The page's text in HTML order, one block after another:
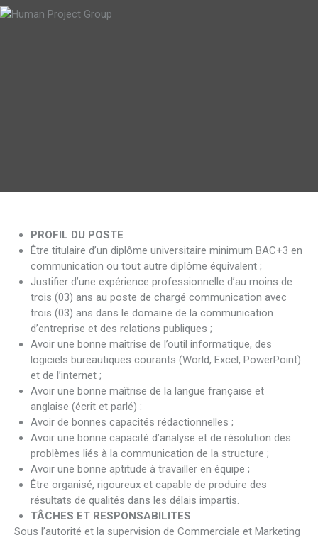
PROFIL DU POSTE
Être titulaire d’un diplôme universitaire minimum BAC+3 en
communication ou tout autre diplôme équivalent ;
Justifier d’une expérience professionnelle d’au moins de
trois (03) ans au poste de chargé communication avec
trois (03) ans dans le domaine de la communication
d’entreprise et des relations publiques ;
Avoir une bonne maîtrise de l’outil informatique, des
logiciels bureautiques courants (World, Excel, PowerPoint)
et de l’internet ;
Avoir une bonne maîtrise de la langue française et
anglaise (écrit et parlé) :
Avoir de bonnes capacités rédactionnelles ;
Avoir une bonne capacité d’analyse et de résolution des
problèmes liés à la communication de la structure ;
Avoir une bonne aptitude à travailler en équipe ;
Être organisé, rigoureux et capable de produire des
résultats de qualités dans les délais impartis.
TÂCHES ET RESPONSABILITES
Sous l’autorité et la supervision de Commerciale et Marketing